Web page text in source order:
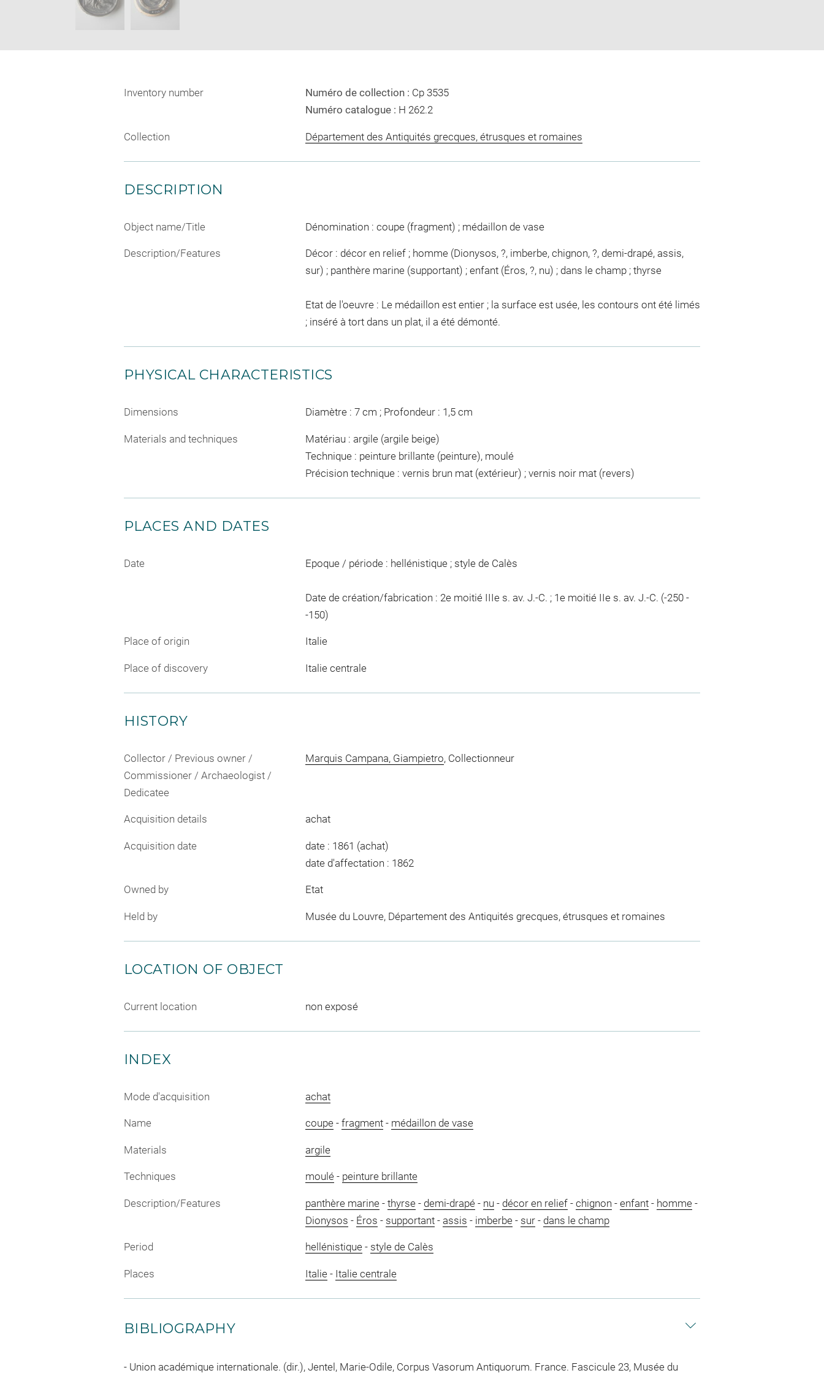
Inventory number Numéro de collection : Cp 3535
Numéro catalogue : H 262.2
Collection Département des Antiquités grecques, étrusques et romaines
DESCRIPTION
Object name/Title Dénomination : coupe (fragment) ; médaillon de vase
Description/Features
Décor : décor en relief ; homme (Dionysos, ?, imberbe, chignon, ?, demi-drapé, assis,
sur) ; panthère marine (supportant) ; enfant (Éros, ?, nu) ; dans le champ ; thyrse
Etat de l'oeuvre : Le médaillon est entier ; la surface est usée, les contours ont été limés
; inséré à tort dans un plat, il a été démonté.
PHYSICAL CHARACTERISTICS
Dimensions Diamètre : 7 cm ; Profondeur : 1,5 cm
Materials and techniques
Matériau : argile (argile beige)
Technique : peinture brillante (peinture), moulé
Précision technique : vernis brun mat (extérieur) ; vernis noir mat (revers)
PLACES AND DATES
Date Epoque / période : hellénistique ; style de Calès
Date de création/fabrication : 2e moitié IIIe s. av. J.-C. ; 1e moitié IIe s. av. J.-C. (-250 -
-150)
Place of origin Italie
Place of discovery Italie centrale
HISTORY
Collector / Previous owner /
Commissioner / Archaeologist /
Dedicatee
Marquis Campana, Giampietro, Collectionneur
Acquisition details achat
Acquisition date
date : 1861 (achat)
date d'affectation : 1862
Owned by Etat
Held by Musée du Louvre, Département des Antiquités grecques, étrusques et romaines
LOCATION OF OBJECT
Current location non exposé
INDEX
Mode d'acquisition achat
Name coupe- fragment- médaillon de vase
Materials argile
Techniques moulé- peinture brillante
Description/Features panthère marine- thyrse- demi-drapé- nu - décor en relief- chignon - enfant- homme-
Dionysos - Éros - supportant- assis - imberbe- sur- dans le champ
Period hellénistique- style de Calès
Places Italie- Italie centrale
BIBLIOGRAPHY
Union académique internationale. (dir.), Jentel, Marie-Odile, Corpus Vasorum Antiquorum. France. Fascicule 23, Musée du